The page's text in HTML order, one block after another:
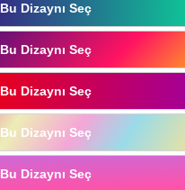
Bu Dizaynı Seç
Bu Dizaynı Seç
Bu Dizaynı Seç
Bu Dizaynı Seç
Bu Dizaynı Seç